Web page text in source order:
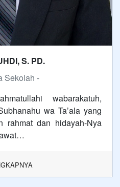
S. PD.
Sekolah -
wabarakatuh,
wa Ta’ala yang
rahmat dan hidayah-Nya